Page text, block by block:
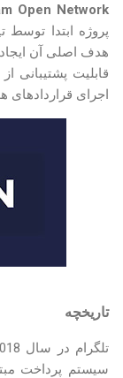
Open Network
پروژه ابتدا
هدف اصلی آن
قابلیت پشتیبانی
اجرای قراردادهای
تاریخچه
سیستم پرداخت